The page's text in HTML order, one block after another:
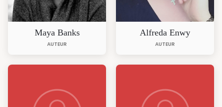
Maya Banks
AUTEUR
Alfreda Enwy
AUTEUR